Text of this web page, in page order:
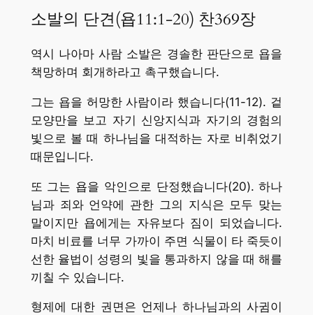
소발의 단견(욥11:1-20) 찬369장
역시 나아마 사람 소발은 경솔한 판단으로 욥을
책망하며 회개하라고 촉구했습니다.
그는 욥을 허망한 사람이라 했습니다(11-12). 겉
모양만을 보고 자기 신앙지식과 자기의 경험의
빛으로 볼 때 하나님을 대적하는 자로 비취었기
때문입니다.
또 그는 욥을 악인으로 단정했습니다(20). 하나
님과 죄와 언약에 관한 그의 지식은 모두 맞는
말이지만 욥에게는 자유보다 짐이 되었습니다.
마치 비료를 너무 가까이 주면 식물이 타 죽듯이
선한 율법이 성령의 빛을 통과하지 않을 때 해를
끼칠 수 있습니다.
형제에 대한 권면은 언제나 하나님과의 사귐이